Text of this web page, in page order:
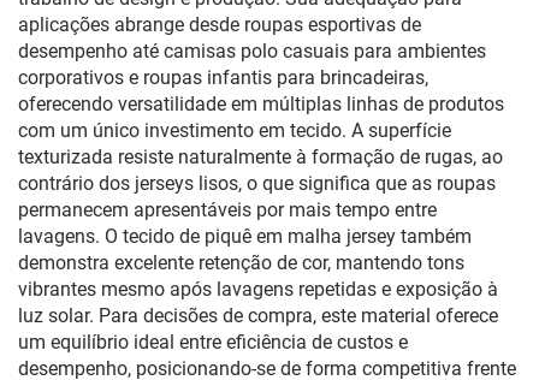
aplicações abrange desde roupas esportivas de
desempenho até camisas polo casuais para ambientes
corporativos e roupas infantis para brincadeiras,
oferecendo versatilidade em múltiplas linhas de produtos
com um único investimento em tecido. A superfície
texturizada resiste naturalmente à formação de rugas, ao
contrário dos jerseys lisos, o que significa que as roupas
permanecem apresentáveis por mais tempo entre
lavagens. O tecido de piquê em malha jersey também
demonstra excelente retenção de cor, mantendo tons
vibrantes mesmo após lavagens repetidas e exposição à
luz solar. Para decisões de compra, este material oferece
um equilíbrio ideal entre eficiência de custos e
desempenho, posicionando-se de forma competitiva frente